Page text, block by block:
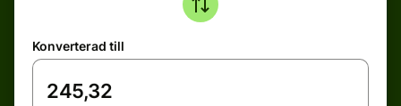
Konverterad till